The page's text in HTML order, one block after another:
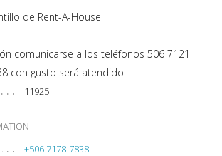
de Rent-A-House
comunicarse a los teléfonos 506 7121
con gusto será atendido.
11925
+506 7178-7838